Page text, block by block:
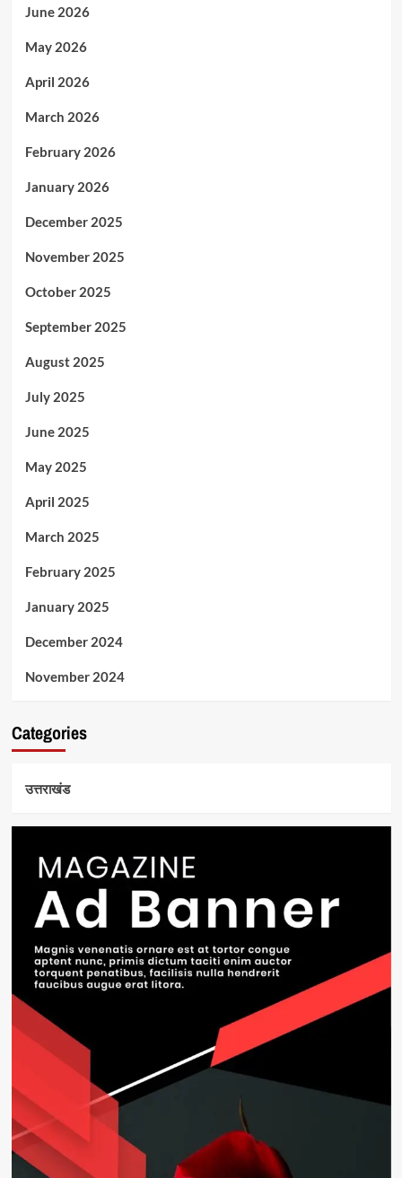
June 2026
May 2026
April 2026
March 2026
February 2026
January 2026
December 2025
November 2025
October 2025
September 2025
August 2025
July 2025
June 2025
May 2025
April 2025
March 2025
February 2025
January 2025
December 2024
November 2024
Categories
उत्तराखंड